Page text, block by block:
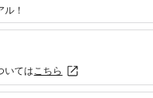
！
いては こちら